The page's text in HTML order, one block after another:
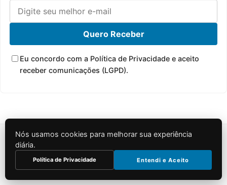
Quero Receber
Eu concordo com a Política de Privacidade e aceito
receber comunicações (LGPD).
SOBRE
Nós usamos cookies para melhorar sua experiência
diária.
Política de Privacidade Entendi e Aceito